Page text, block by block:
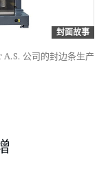
封面故事
公司的封边条生产